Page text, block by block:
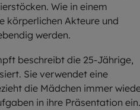
Wie in einem
körperlichen Akteure und
werden.
beschreibt die 25-Jährige,
Sie verwendet eine
die Mädchen immer
in ihre Präsentation ein.